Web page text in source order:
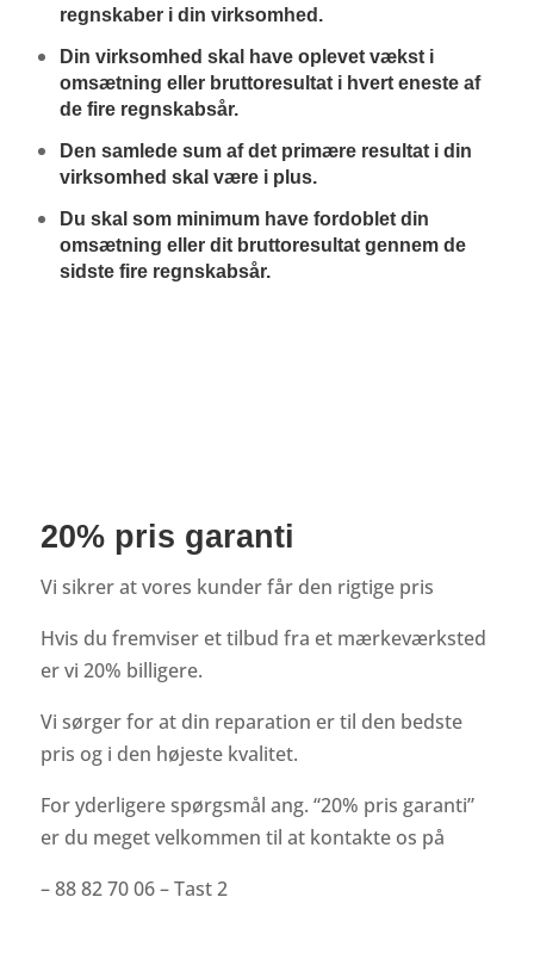
regnskaber i din virksomhed.
Din virksomhed skal have oplevet vækst i
omsætning eller bruttoresultat i hvert eneste af
de fire regnskabsår.
Den samlede sum af det primære resultat i din
virksomhed skal være i plus.
Du skal som minimum have fordoblet din
omsætning eller dit bruttoresultat gennem de
sidste fire regnskabsår.
20% pris garanti
Vi sikrer at vores kunder får den rigtige pris
Hvis du fremviser et tilbud fra et mærkeværksted
er vi 20% billigere.
Vi sørger for at din reparation er til den bedste
pris og i den højeste kvalitet.
For yderligere spørgsmål ang. “20% pris garanti”
er du meget velkommen til at kontakte os på
– 88 82 70 06 – Tast 2